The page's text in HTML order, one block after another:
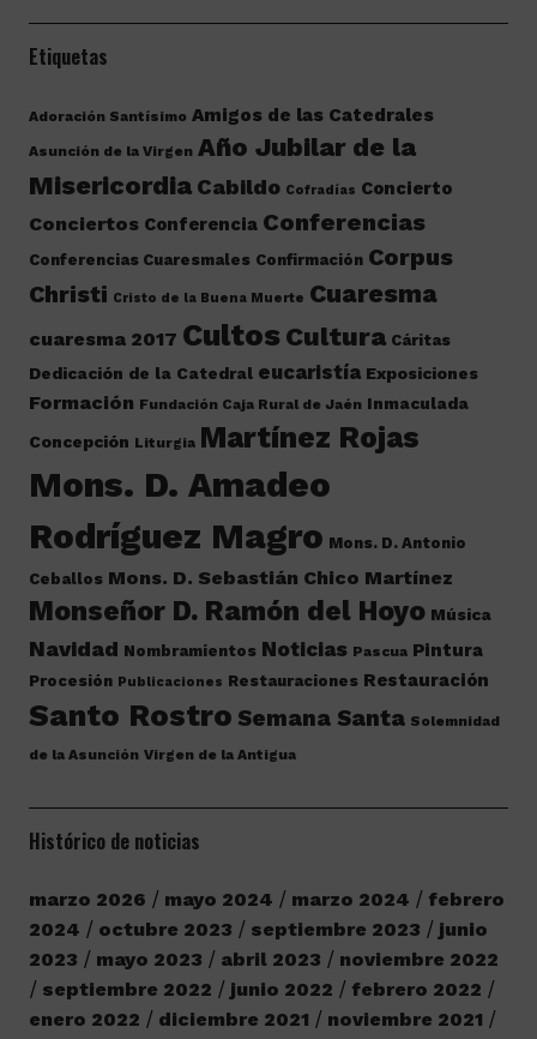
Etiquetas
Adoración Santísimo Amigos de las Catedrales
Asunción de la Virgen Año Jubilar de la
Misericordia Cabildo Cofradías Concierto
Conciertos Conferencia Conferencias
Conferencias Cuaresmales Confirmación Corpus
Christi Cristo de la Buena Muerte Cuaresma
cuaresma 2017 Cultos Cultura Cáritas
Dedicación de la Catedral eucaristía Exposiciones
Formación Fundación Caja Rural de Jaén Inmaculada
Concepción Liturgia Martínez Rojas
Mons. D. Amadeo
Rodríguez Magro Mons. D. Antonio
Ceballos Mons. D. Sebastián Chico Martínez
Monseñor D. Ramón del Hoyo Música
Navidad Nombramientos Noticias Pascua Pintura
Procesión Publicaciones Restauraciones Restauración
Santo Rostro Semana Santa Solemnidad
de la Asunción Virgen de la Antigua
Histórico de noticias
marzo 2026 mayo 2024 marzo 2024
febrero
2024
octubre 2023 septiembre 2023
junio
2023
mayo 2023 abril 2023
noviembre 2022
septiembre 2022
junio 2022
febrero 2022
enero 2022
diciembre 2021
noviembre 2021